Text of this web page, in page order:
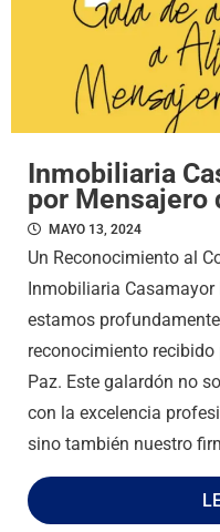
Inmobiliaria
por Mensajero
MAYO 13, 2024
Un Reconocimiento al
Inmobiliaria
estamos
reconocimiento recibido
Paz. Este galardón no
con la excelencia
sino también nuestro